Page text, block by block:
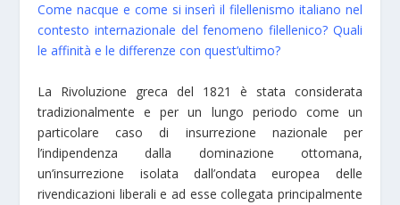
Come nacque e come si inserì il filellenismo italiano nel
contesto internazionale del fenomeno filellenico? Quali
le affinità e le differenze con quest’ultimo?
La Rivoluzione greca del 1821 è stata considerata
tradizionalmente e per un lungo periodo come un
particolare caso di insurrezione nazionale per
l’indipendenza dalla dominazione ottomana,
un’insurrezione isolata dall’ondata europea delle
rivendicazioni liberali e ad esse collegata principalmente